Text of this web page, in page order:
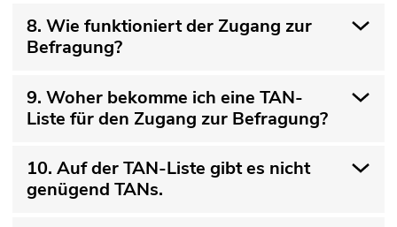
8. Wie funktioniert der Zugang zur
Befragung?
9. Woher bekomme ich eine TAN-
Liste für den Zugang zur Befragung?
10. Auf der TAN-Liste gibt es nicht
genügend TANs.